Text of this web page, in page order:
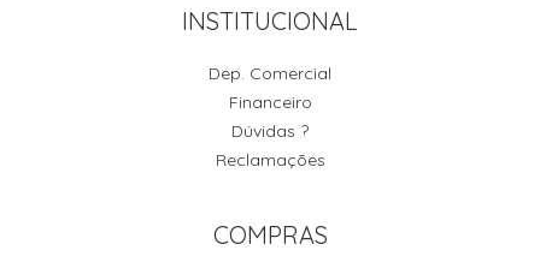
INSTITUCIONAL
Dep. Comercial
Financeiro
Dúvidas ?
Reclamações
COMPRAS